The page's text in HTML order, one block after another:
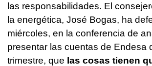
las responsabilidades. El
la energética, José Bogas, ha
miércoles, en la conferencia de
presentar las cuentas de Endesa
trimestre, que las cosas tienen